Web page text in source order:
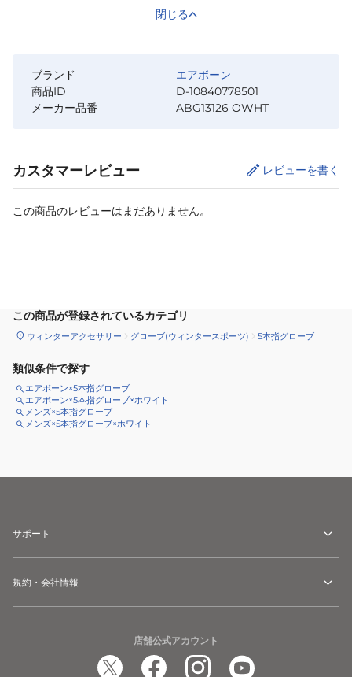
閉じる
ブランド
エアボーン
商品ID
D-10840778501
メーカー品番
ABG13126 OWHT
カスタマーレビュー レビューを書く
この商品のレビューはまだありません。
この商品が登録されているカテゴリ
ウィンターアクセサリー グローブ(ウィンタースポーツ) 5本指グローブ
類似条件で探す
エアボーン×5本指グローブ
エアボーン×5本指グローブ×ホワイト
メンズ×5本指グローブ
メンズ×5本指グローブ×ホワイト
サポート
規約・会社情報
店舗公式アカウント